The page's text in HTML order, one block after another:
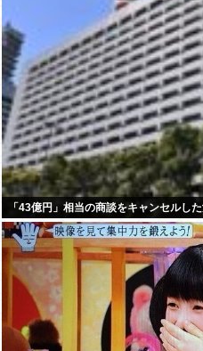
「43億円」相当の商談をキャンセルし